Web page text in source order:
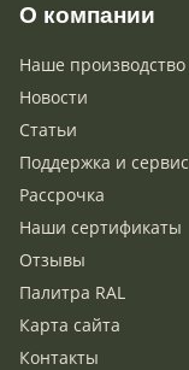
О компании
Наше производство
Новости
Статьи
Поддержка и сервис
Рассрочка
Наши сертификаты
Отзывы
Палитра RAL
Карта сайта
Контакты